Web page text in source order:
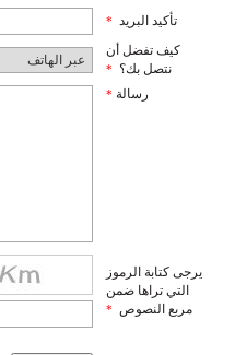
تأكيد البريد *
كيف تفضل أن
نتصل بك؟ *
رسالة *
يرجى كتابة الرموز
التي تراها ضمن
مربع النصوص *